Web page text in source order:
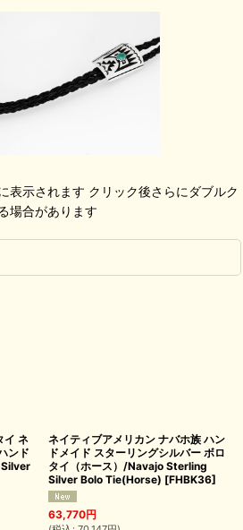
表示されます クリック後さらにダブルク
場合があります
イ ネ
ンド
ネイティブアメリカン ナバホ族 ハン
ドメイド スターリングシルバー ボロ
タイ（ホース）/Navajo Sterling
Silver Bolo Tie(Horse) [FHBK36]
63,770円